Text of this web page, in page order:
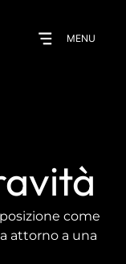
MENU
come
attorno a una